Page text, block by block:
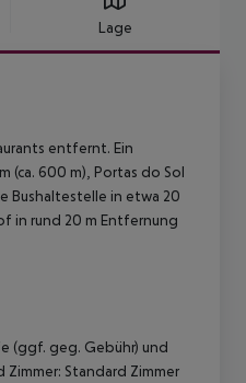
Lage
entfernt. Ein
(ca. 600 m), Portas do Sol
Bushaltestelle in etwa 20
in rund 20 m Entfernung
(ggf. geg. Gebühr) und
Standard Zimmer